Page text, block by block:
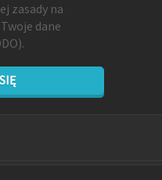
zasady na
dane